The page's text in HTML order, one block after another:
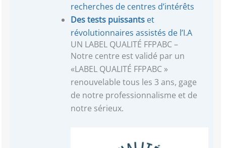
recherches de centres d’intérêts
Des tests puissants et
révolutionnaires assistés de l’I.A
UN LABEL QUALITÉ FFPABC –
Notre centre est validé par un
«LABEL QUALITÉ FFPABC »
renouvelable tous les 3 ans, gage
de notre professionnalisme et de
notre sérieux.